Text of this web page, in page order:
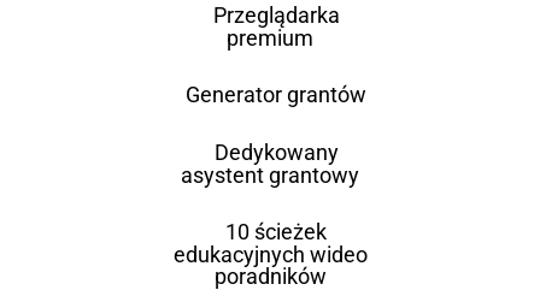
Przeglądarka
premium
Generator grantów
Dedykowany
asystent grantowy
10 ścieżek
edukacyjnych wideo
poradników